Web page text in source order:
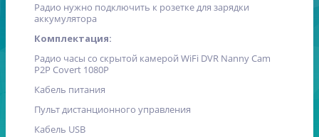
Радио нужно подключить к розетке для зарядки
аккумулятора
Комплектация:
Радио часы со скрытой камерой WiFi DVR Nanny Cam
P2P Covert 1080P
Кабель питания
Пульт дистанционного управления
Кабель USB